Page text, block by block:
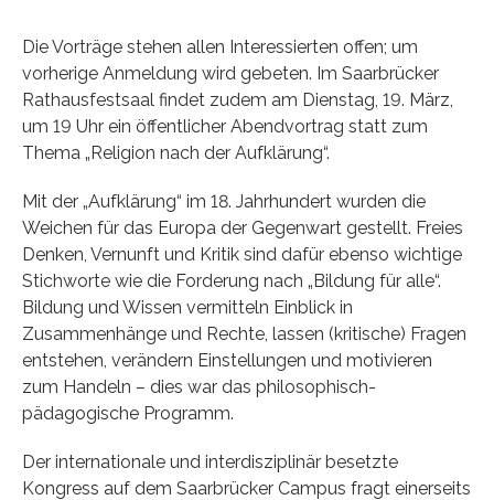
Die Vorträge stehen allen Interessierten offen; um
vorherige Anmeldung wird gebeten. Im Saarbrücker
Rathausfestsaal findet zudem am Dienstag, 19. März,
um 19 Uhr ein öffentlicher Abendvortrag statt zum
Thema „Religion nach der Aufklärung“.
Mit der „Aufklärung“ im 18. Jahrhundert wurden die
Weichen für das Europa der Gegenwart gestellt. Freies
Denken, Vernunft und Kritik sind dafür ebenso wichtige
Stichworte wie die Forderung nach „Bildung für alle“.
Bildung und Wissen vermitteln Einblick in
Zusammenhänge und Rechte, lassen (kritische) Fragen
entstehen, verändern Einstellungen und motivieren
zum Handeln – dies war das philosophisch-
pädagogische Programm.
Der internationale und interdisziplinär besetzte
Kongress auf dem Saarbrücker Campus fragt einerseits